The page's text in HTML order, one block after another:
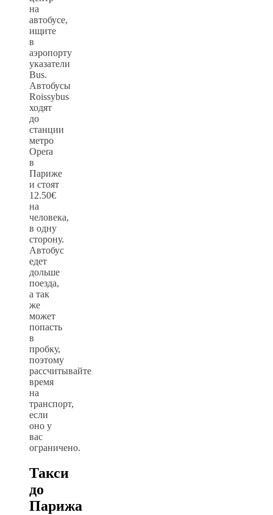
на
автобусе,
ищите
в
аэропорту
указатели
Bus.
Автобусы
Roissybus
ходят
до
станции
метро
Opera
в
Париже
и стоят
12.50€
на
человека,
в одну
сторону.
Автобус
едет
дольше
поезда,
а так
же
может
попасть
в
пробку,
поэтому
рассчитывайте
время
на
транспорт,
если
оно у
вас
ограничено.
Такси
до
Парижа